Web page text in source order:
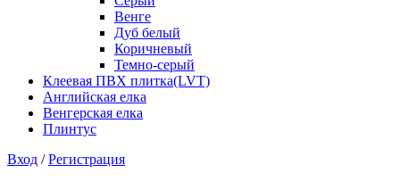
Венге
Дуб белый
Коричневый
Темно-серый
Клеевая ПВХ плитка(LVT)
Английская елка
Венгерская елка
Плинтус
Вход /Регистрация